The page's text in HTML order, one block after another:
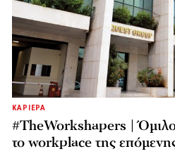
ΚΑΡΙΕΡΑ
#TheWorkshapers |
το workplace της